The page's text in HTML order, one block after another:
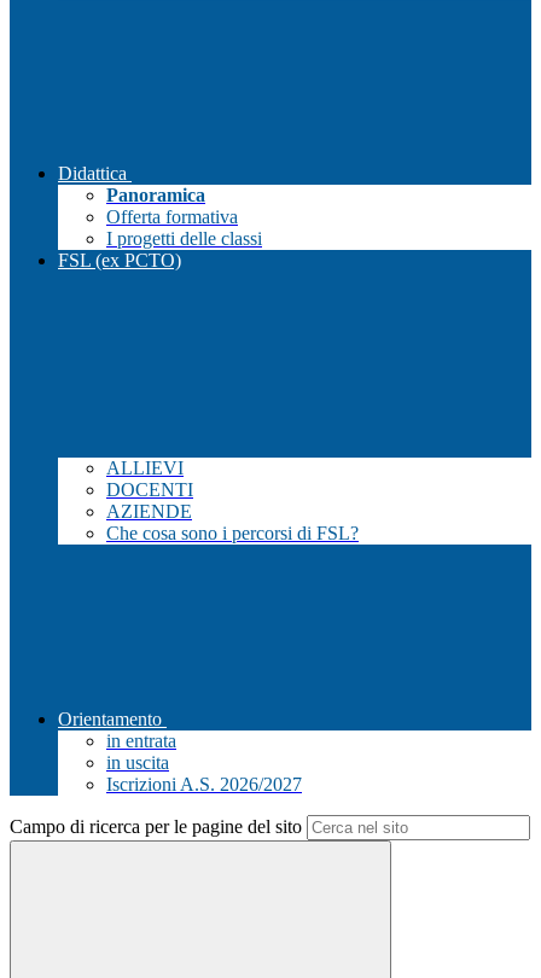
Didattica
Panoramica
Offerta formativa
I progetti delle classi
FSL (ex PCTO)
ALLIEVI
DOCENTI
AZIENDE
Che cosa sono i percorsi di FSL?
Orientamento
in entrata
in uscita
Iscrizioni A.S. 2026/2027
Campo di ricerca per le pagine del sito